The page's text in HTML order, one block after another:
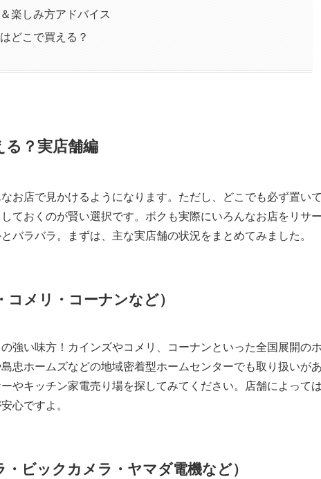
楽しみ方アドバイス
どこで買える？
？実店舗編
お店で見かけるようになります。ただし、どこでも必ず置い
ておくのが賢い選択です。ボクも実際にいろんなお店をリサ
バラバラ。まずは、主な実店舗の状況をまとめてみました。
メリ・コーナンなど）
強い味方！カインズやコメリ、コーナンといった全国展開の
忠ホームズなどの地域密着型ホームセンターでも取り扱いが
やキッチン家電売り場を探してみてください。店舗によって
心ですよ。
ビックカメラ・ヤマダ電機など）